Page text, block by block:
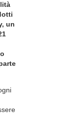
un